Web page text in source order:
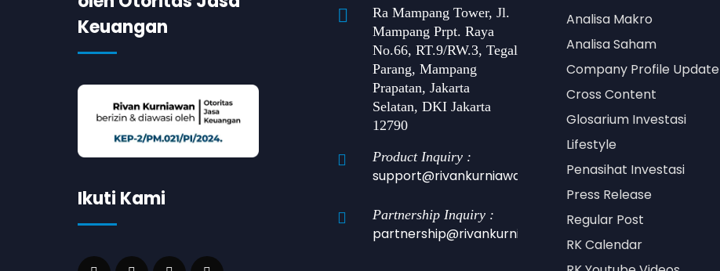
Keuangan
Ikuti Kami
Ra Mampang Tower, Jl.
Mampang Prpt. Raya
No.66, RT.9/RW.3, Tegal
Parang, Mampang
Prapatan, Jakarta
Selatan, DKI Jakarta
12790
Product Inquiry :
support@rivankurniawan.com
Partnership Inquiry :
partnership@rivankurniawan.com
Analisa Makro
Analisa Saham
Company Profile Update
Cross Content
Glosarium Investasi
Lifestyle
Penasihat Investasi
Press Release
Regular Post
RK Calendar